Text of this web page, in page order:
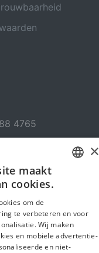
4765
ENGLISH
×
maakt
cookies.
om de
te verbeteren en voor
Wij maken
en mobiele advertentie-
en niet-